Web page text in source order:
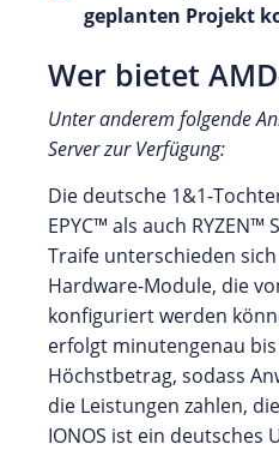
geplanten Projekt
Wer bietet
Unter anderem folgende
Server zur Verfügung:
Die deutsche 1&1-
EPYC™ als auch
Traife unterschieden
Hardware-Module, die
konfiguriert werden
erfolgt minutengenau
Höchstbetrag, sodass
die Leistungen zahlen,
IONOS ist ein